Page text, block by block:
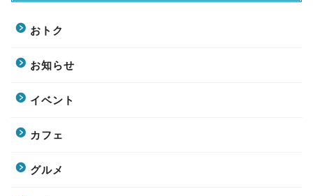
おトク
お知らせ
イベント
カフェ
グルメ